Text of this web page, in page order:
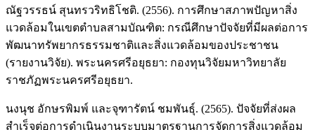
ณัฐวรรธน์ สุนทรวริทธิโชติ. (2556). การศึกษาสภาพปัญหาสิ่ง
แวดล้อมในเขตตำบลสามบัณฑิต: กรณีศึกษาปัจจัยที่มีผลต่อการ
พัฒนาทรัพยากรธรรมชาติและสิ่งแวดล้อมของประชาชน
(รายงานวิจัย). พระนครศรีอยุธยา: กองทุนวิจัยมหาวิทยาลัย
ราชภัฏพระนครศรีอยุธยา.
นงนุช อักษรพิมพ์ และจุฑารัตน์ ชมพันธุ์. (2565). ปัจจัยที่ส่งผล
สำเร็จต่อการดำเนินงานระบบมาตรฐานการจัดการสิ่งแวดล้อม